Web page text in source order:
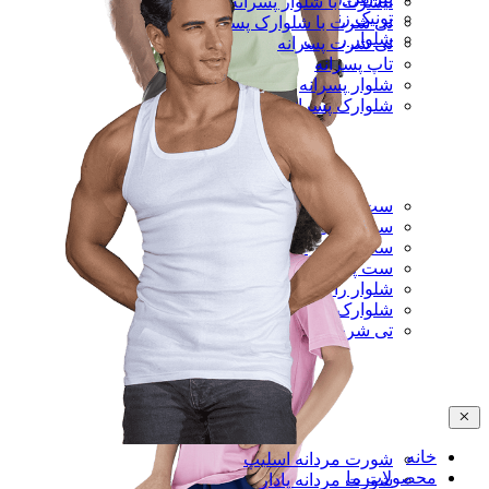
تونیک زنانه
شلوار راحتی
ست تی شرت و شلوار مردانه
ست رکابی و شلوارک مردانه
ست تی شرت و شلوارک مردانه
ست پیراهن و شلوار مردانه
شلوار راحتی مردانه
شلوارک راحتی مردانه
تی شرت مردانه
تی شرت با شلوارک پسرانه
تی شرت پسرانه
تاپ پسرانه
شلوار پسرانه
شلوارک پسرانه
شورت مردانه اسلیپ
شورت مردانه پادار
خانه
محصولات ما